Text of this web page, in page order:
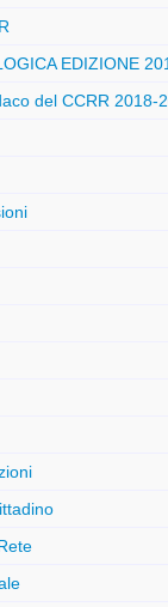
EDIZIONE
del CCRR 2018-